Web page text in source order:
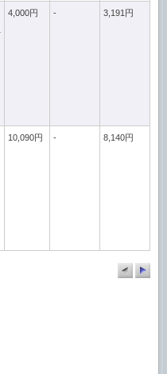
4,000円 - 3,191円
10,090円 - 8,140円